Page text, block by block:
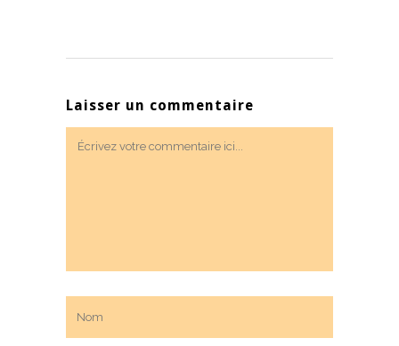
Laisser un commentaire